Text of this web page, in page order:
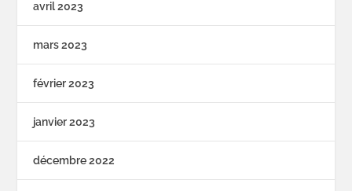
avril 2023
mars 2023
février 2023
janvier 2023
décembre 2022